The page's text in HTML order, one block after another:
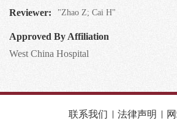
Reviewer: "Zhao Z; Cai H"
Approved By Affiliation
West China Hospital
联系我们 法律声明